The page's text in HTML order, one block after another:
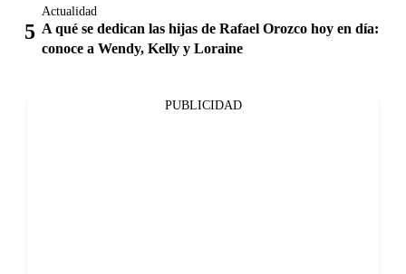
Actualidad
A qué se dedican las hijas de Rafael Orozco hoy en día:
conoce a Wendy, Kelly y Loraine
PUBLICIDAD